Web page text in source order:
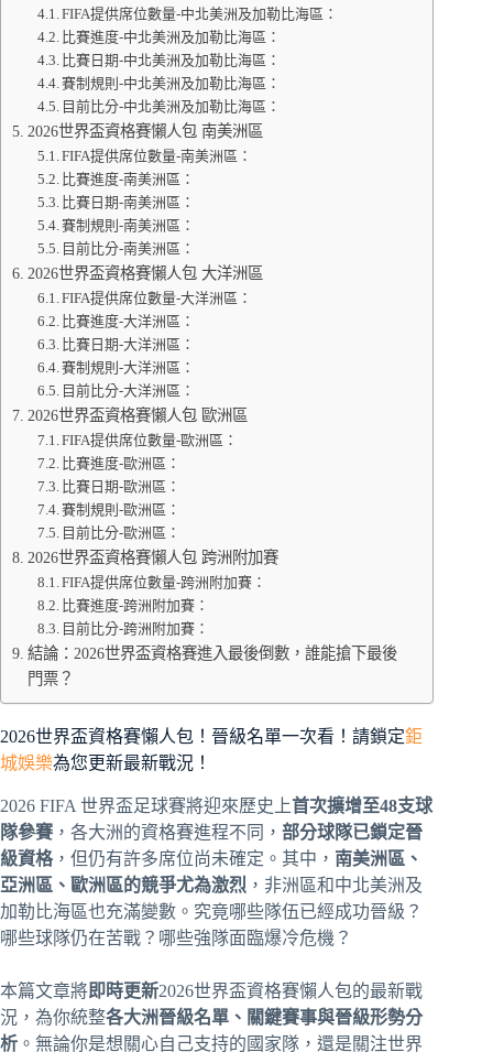
FIFA提供席位數量-中北美洲及加勒比海區：
比賽進度-中北美洲及加勒比海區：
比賽日期-中北美洲及加勒比海區：
賽制規則-中北美洲及加勒比海區：
目前比分-中北美洲及加勒比海區：
2026世界盃資格賽懶人包 南美洲區
FIFA提供席位數量-南美洲區：
比賽進度-南美洲區：
比賽日期-南美洲區：
賽制規則-南美洲區：
目前比分-南美洲區：
2026世界盃資格賽懶人包 大洋洲區
FIFA提供席位數量-大洋洲區：
比賽進度-大洋洲區：
比賽日期-大洋洲區：
賽制規則-大洋洲區：
目前比分-大洋洲區：
2026世界盃資格賽懶人包 歐洲區
FIFA提供席位數量-歐洲區：
比賽進度-歐洲區：
比賽日期-歐洲區：
賽制規則-歐洲區：
目前比分-歐洲區：
2026世界盃資格賽懶人包 跨洲附加賽
FIFA提供席位數量-跨洲附加賽：
比賽進度-跨洲附加賽：
目前比分-跨洲附加賽：
結論：2026世界盃資格賽進入最後倒數，誰能搶下最後
門票？
2026世界盃資格賽懶人包！晉級名單一次看！請鎖定鉅
城娛樂為您更新最新戰況！
2026 FIFA 世界盃足球賽將迎來歷史上首次擴增至48支球
隊參賽 ，各大洲的資格賽進程不同， 部分球隊已鎖定晉
級資格，但仍有許多席位尚未確定。其中， 南美洲區、
亞洲區、歐洲區的競爭尤為激烈 ，非洲區和中北美洲及
加勒比海區也充滿變數。究竟哪些隊伍已經成功晉級？
哪些球隊仍在苦戰？哪些強隊面臨爆冷危機？
本篇文章將即時更新2026世界盃資格賽懶人包的最新戰
況，為你統整各大洲晉級名單、關鍵賽事與晉級形勢分
析 。無論你是想關心自己支持的國家隊，還是關注世界